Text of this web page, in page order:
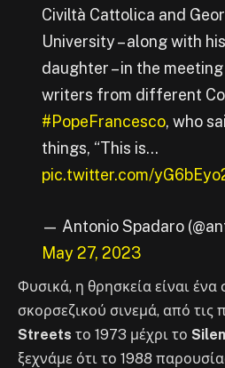
Civiltà Cattolica and
University – along with
daughter – in the
writers from different
#PopeFrancesco, who
things, “This is…
pic.twitter.com/
— Antonio Spadaro
May 27, 2023
Φυσικά, η θρησκεία είναι ένα
σκορσεζικού σινεμά, από τις
Streets το 1973 μέχρι το
ξεχνάμε ότι το 1988